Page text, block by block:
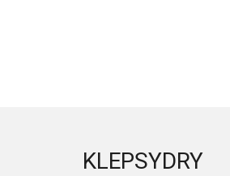
KLEPSYDRY